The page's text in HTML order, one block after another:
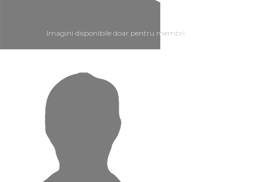
Imagini disponibile doar pentru membri